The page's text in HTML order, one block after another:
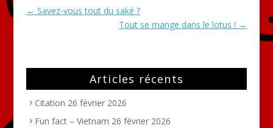
← Savez-vous tout du saké ?
Tout se mange dans le lotus ! →
Articles récents
Citation 26 février 2026
Fun fact – Vietnam 26 février 2026